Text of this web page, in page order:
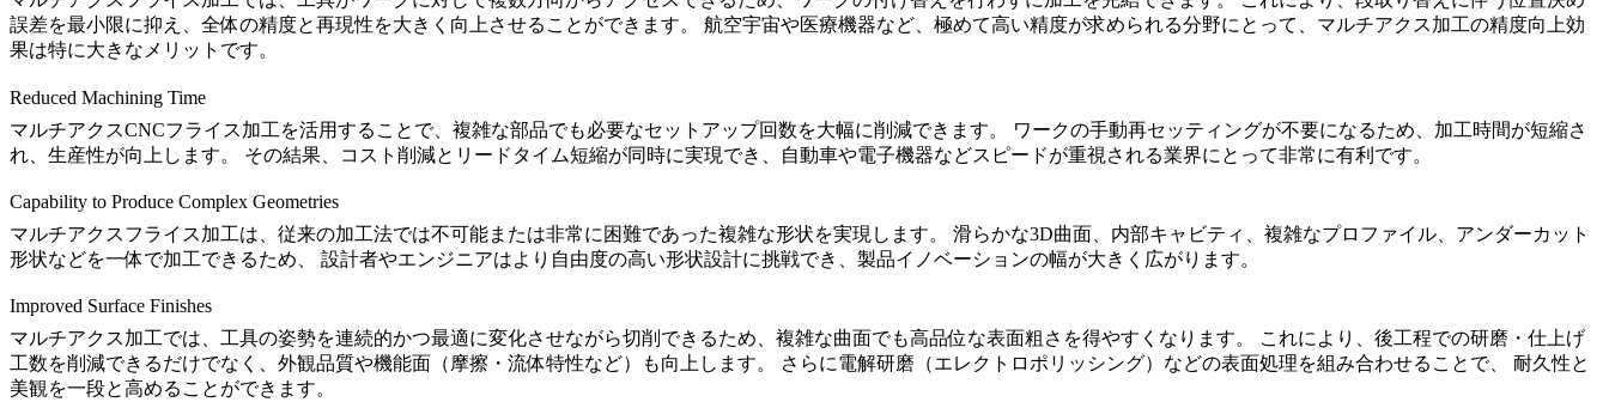
誤差を最小限に抑え、全体の精度と再現性を大きく向上させることができます。 航空宇宙や医療機器など、極めて高い精度が求められる分野にとって、マルチアクス加工の精度向上効
果は特に大きなメリットです。
Reduced Machining Time
マルチアクスCNCフライス加工を活用することで、複雑な部品でも必要なセットアップ回数を大幅に削減できます。 ワークの手動再セッティングが不要になるため、加工時間が短縮さ
れ、生産性が向上します。 その結果、コスト削減とリードタイム短縮が同時に実現でき、自動車や電子機器などスピードが重視される業界にとって非常に有利です。
Capability to Produce Complex Geometries
マルチアクスフライス加工は、従来の加工法では不可能または非常に困難であった複雑な形状を実現します。 滑らかな3D曲面、内部キャビティ、複雑なプロファイル、アンダーカット
形状などを一体で加工できるため、 設計者やエンジニアはより自由度の高い形状設計に挑戦でき、製品イノベーションの幅が大きく広がります。
Improved Surface Finishes
マルチアクス加工では、工具の姿勢を連続的かつ最適に変化させながら切削できるため、複雑な曲面でも高品位な表面粗さを得やすくなります。 これにより、後工程での研磨・仕上げ
工数を削減できるだけでなく、外観品質や機能面（摩擦・流体特性など）も向上します。 さらに電解研磨（エレクトロポリッシング） などの表面処理を組み合わせることで、 耐久性と
美観を一段と高めることができます。